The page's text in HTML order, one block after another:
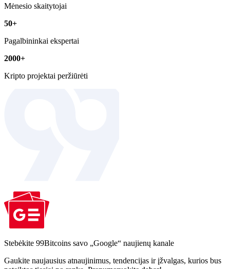
Mėnesio skaitytojai
50+
Pagalbininkai ekspertai
2000+
Kripto projektai peržiūrėti
Stebėkite 99Bitcoins savo „Google“ naujienų kanale
Gaukite naujausius atnaujinimus, tendencijas ir įžvalgas, kurios bus